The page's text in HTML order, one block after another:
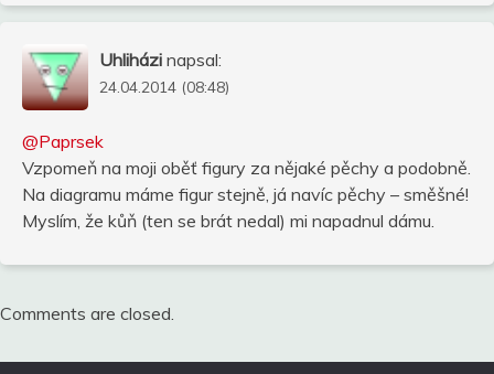
Uhliházi napsal:
24.04.2014 (08:48)
@Paprsek
Vzpomeň na moji oběť figury za nějaké pěchy a podobně.
Na diagramu máme figur stejně, já navíc pěchy – směšné!
Myslím, že kůň (ten se brát nedal) mi napadnul dámu.
Comments are closed.